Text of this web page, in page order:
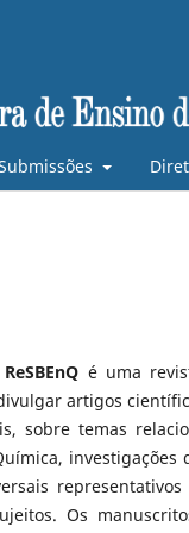
é uma
artigos
sobre temas
Os